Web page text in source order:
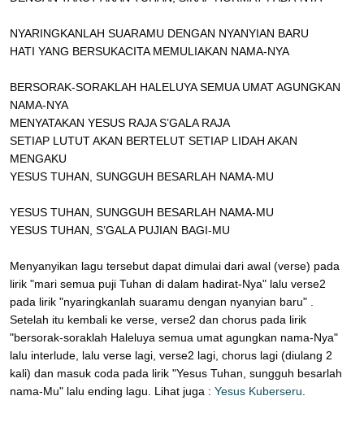
NYARINGKANLAH SUARAMU DENGAN NYANYIAN BARU
HATI YANG BERSUKACITA MEMULIAKAN NAMA-NYA
BERSORAK-SORAKLAH HALELUYA SEMUA UMAT AGUNGKAN
NAMA-NYA
MENYATAKAN YESUS RAJA S’GALA RAJA
SETIAP LUTUT AKAN BERTELUT SETIAP LIDAH AKAN
MENGAKU
YESUS TUHAN, SUNGGUH BESARLAH NAMA-MU
YESUS TUHAN, SUNGGUH BESARLAH NAMA-MU
YESUS TUHAN, S’GALA PUJIAN BAGI-MU
Menyanyikan lagu tersebut dapat dimulai dari awal (verse) pada
lirik "mari semua puji Tuhan di dalam hadirat-Nya" lalu verse2
pada lirik "nyaringkanlah suaramu dengan nyanyian baru" .
Setelah itu kembali ke verse, verse2 dan chorus pada lirik
"bersorak-soraklah Haleluya semua umat agungkan nama-Nya"
lalu interlude, lalu verse lagi, verse2 lagi, chorus lagi (diulang 2
kali) dan masuk coda pada lirik "Yesus Tuhan, sungguh besarlah
nama-Mu" lalu ending lagu. Lihat juga : Yesus Kuberseru